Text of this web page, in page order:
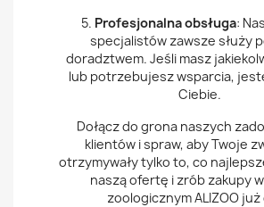
5. Profesjonalna obsługa:
specjalistów zawsze służy
doradztwem. Jeśli masz
lub potrzebujesz wsparcia,
Ciebie.
Dołącz do grona naszych
klientów i spraw, aby Twoje
otrzymywały tylko to, co
naszą ofertę i zrób zakupy
zoologicznym ALIZOO już